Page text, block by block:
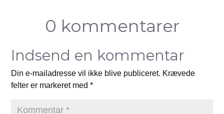
0 kommentarer
Indsend en kommentar
Din e-mailadresse vil ikke blive publiceret. Krævede
felter er markeret med*